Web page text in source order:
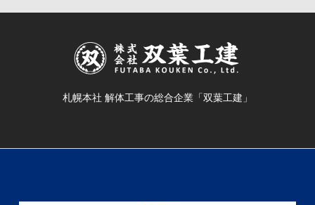
札幌本社 解体工事の総合企業「双葉工建」